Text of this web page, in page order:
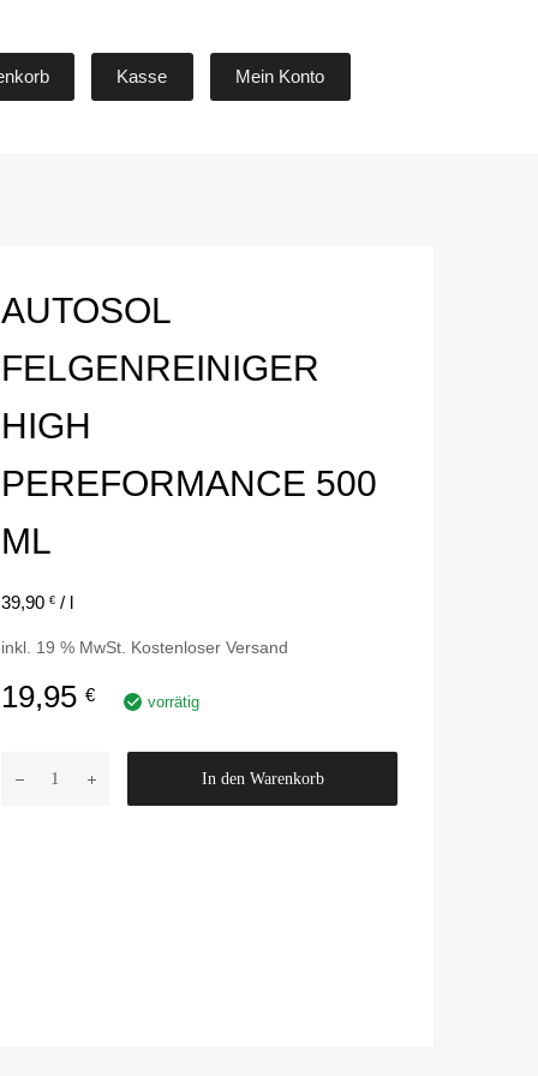
Skip
Kasse Mein Konto
AUTOSOL
FELGENREINIGER
HIGH
PEREFORMANCE 500
ML
39,90 € / l
inkl. 19 % MwSt. Kostenloser Versand
19,95 € vorrätig
In den Warenkorb